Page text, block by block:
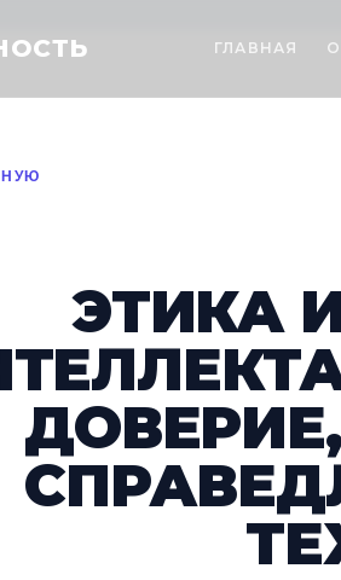
ГЛАВНАЯ
ЭТИКА